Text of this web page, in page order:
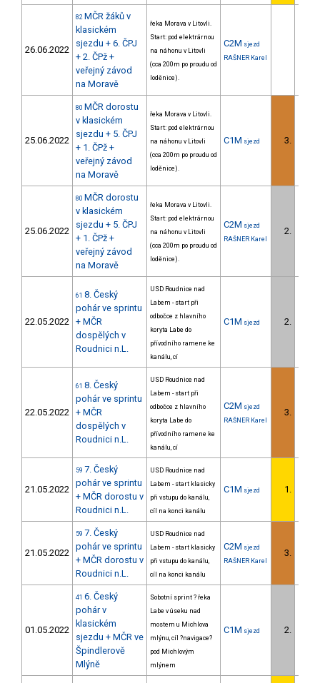
26.06.2022
82 MČR žáků v
klasickém
sjezdu + 6. ČPJ
+ 2. ČPž +
veřejný závod
na Moravě
řeka Morava v Litovli.
Start: pod elektrárnou
na náhonu v Litovli
(cca 200m po proudu od
loděnice).
C2M sjezd
RAŠNER Karel
25.06.2022
80 MČR dorostu
v klasickém
sjezdu + 5. ČPJ
+ 1. ČPž +
veřejný závod
na Moravě
řeka Morava v Litovli.
Start: pod elektrárnou
na náhonu v Litovli
(cca 200m po proudu od
loděnice).
C1M sjezd 3.
25.06.2022
80 MČR dorostu
v klasickém
sjezdu + 5. ČPJ
+ 1. ČPž +
veřejný závod
na Moravě
řeka Morava v Litovli.
Start: pod elektrárnou
na náhonu v Litovli
(cca 200m po proudu od
loděnice).
C2M sjezd
RAŠNER Karel
2.
22.05.2022
61 8. Český
pohár ve sprintu
+ MČR
dospělých v
Roudnici n.L.
USD Roudnice nad
Labem - start při
odbočce z hlavního
koryta Labe do
přívodního ramene ke
kanálu, cí
C1M sjezd 2.
22.05.2022
61 8. Český
pohár ve sprintu
+ MČR
dospělých v
Roudnici n.L.
USD Roudnice nad
Labem - start při
odbočce z hlavního
koryta Labe do
přívodního ramene ke
kanálu, cí
C2M sjezd
RAŠNER Karel
3.
21.05.2022
59 7. Český
pohár ve sprintu
+ MČR dorostu v
Roudnici n.L.
USD Roudnice nad
Labem - start klasicky
při vstupu do kanálu,
cíl na konci kanálu
C1M sjezd 1.
21.05.2022
59 7. Český
pohár ve sprintu
+ MČR dorostu v
Roudnici n.L.
USD Roudnice nad
Labem - start klasicky
při vstupu do kanálu,
cíl na konci kanálu
C2M sjezd
RAŠNER Karel
3.
01.05.2022
41 6. Český
pohár v
klasickém
sjezdu + MČR ve
Špindlerově
Mlýně
Sobotní sprint ? řeka
Labe v úseku nad
mostem u Michlova
mlýnu, cíl ?navigace?
pod Michlovým
mlýnem
C1M sjezd 2.